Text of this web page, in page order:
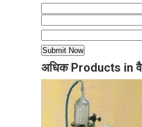
अधिक Products in